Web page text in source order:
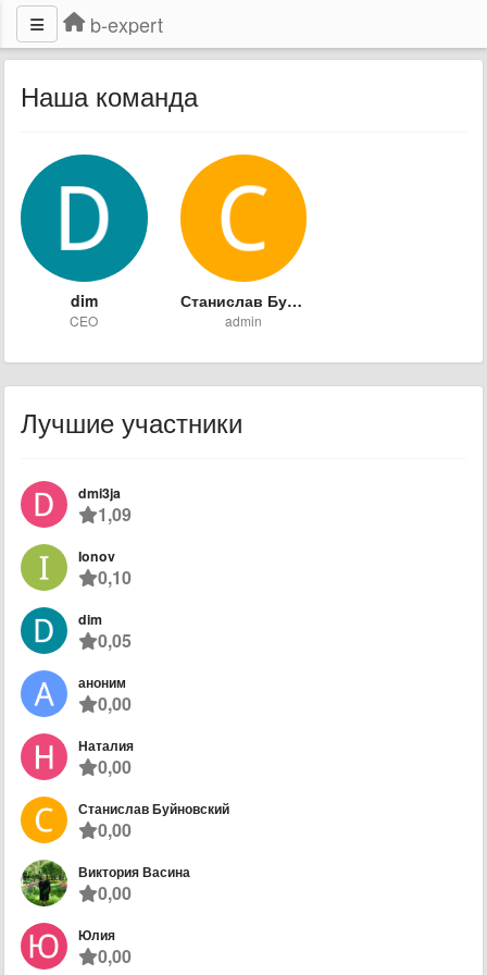
b-expert
Наша команда
dim
CEO
Станислав Буйновский
admin
Лучшие участники
dmi3ja
1,09
Ionov
0,10
dim
0,05
аноним
0,00
Наталия
0,00
Станислав Буйновский
0,00
Виктория Васина
0,00
Юлия
0,00